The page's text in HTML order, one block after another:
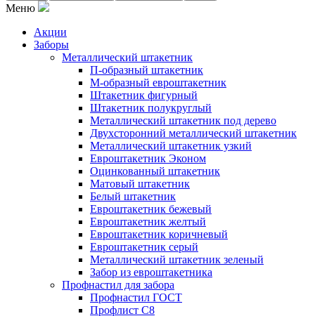
Меню
Акции
Заборы
Металлический штакетник
П-образный штакетник
М-образный евроштакетник
Штакетник фигурный
Штакетник полукруглый
Металлический штакетник под дерево
Двухсторонний металлический штакетник
Металлический штакетник узкий
Евроштакетник Эконом
Оцинкованный штакетник
Матовый штакетник
Белый штакетник
Евроштакетник бежевый
Евроштакетник желтый
Евроштакетник коричневый
Евроштакетник серый
Металлический штакетник зеленый
Забор из евроштакетника
Профнастил для забора
Профнастил ГОСТ
Профлист С8